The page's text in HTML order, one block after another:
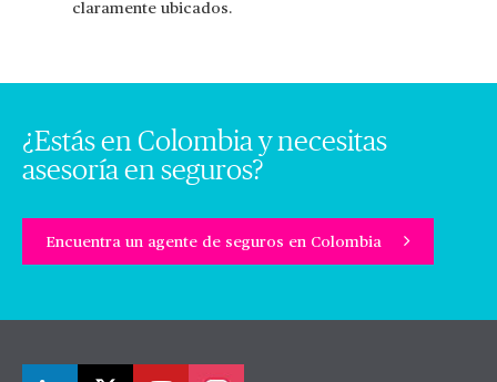
claramente ubicados.
¿Estás en Colombia y necesitas
asesoría en seguros?
Encuentra un agente de seguros en Colombia